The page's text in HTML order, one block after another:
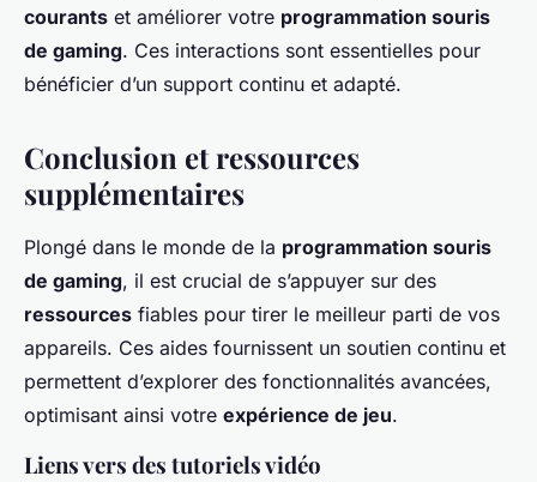
courants et améliorer votre programmation souris
de gaming. Ces interactions sont essentielles pour
bénéficier d’un support continu et adapté.
Conclusion et ressources
supplémentaires
Plongé dans le monde de la programmation souris
de gaming, il est crucial de s’appuyer sur des
ressources fiables pour tirer le meilleur parti de vos
appareils. Ces aides fournissent un soutien continu et
permettent d’explorer des fonctionnalités avancées,
optimisant ainsi votre expérience de jeu.
Liens vers des tutoriels vidéo